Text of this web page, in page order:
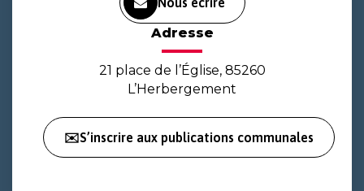
Adresse
21 place de l’Église, 85260
L’Herbergement
✉️S’inscrire aux publications communales